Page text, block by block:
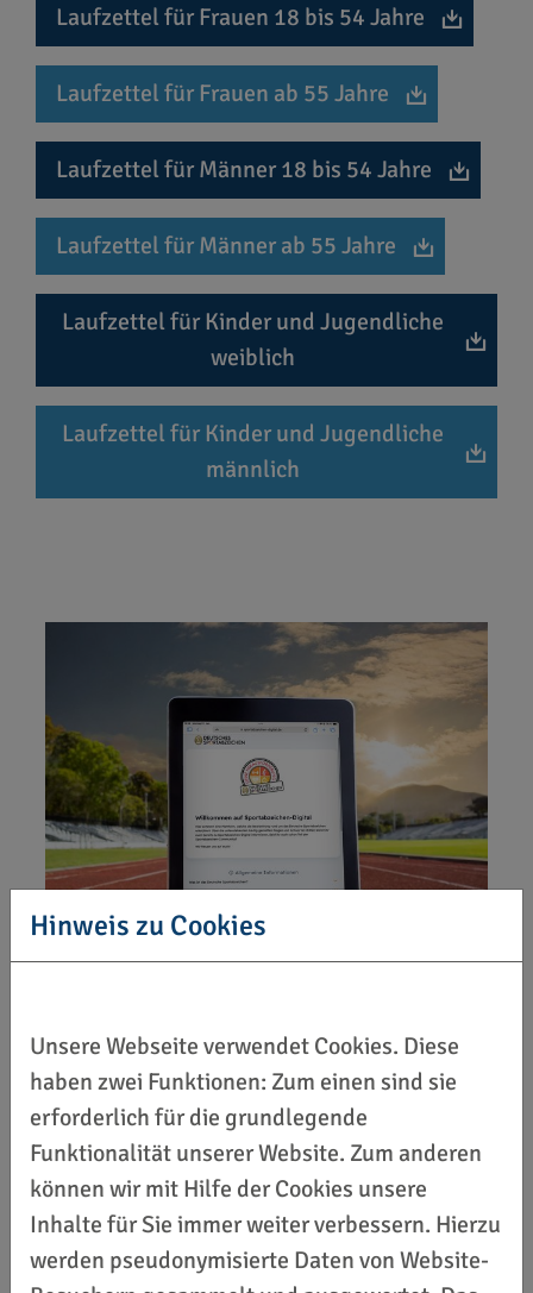
Laufzettel für Frauen 18 bis 54 Jahre
Laufzettel für Frauen ab 55 Jahre
Laufzettel für Männer 18 bis 54 Jahre
Laufzettel für Männer ab 55 Jahre
Laufzettel für Kinder und Jugendliche
weiblich
Laufzettel für Kinder und Jugendliche
männlich
Weitere Informationen und
Materialien erhalten Sie auf der
Homepage des DOSB unter:
Hinweis zu Cookies
Unsere Webseite verwendet Cookies. Diese
haben zwei Funktionen: Zum einen sind sie
erforderlich für die grundlegende
Funktionalität unserer Website. Zum anderen
können wir mit Hilfe der Cookies unsere
Inhalte für Sie immer weiter verbessern. Hierzu
werden pseudonymisierte Daten von Website-